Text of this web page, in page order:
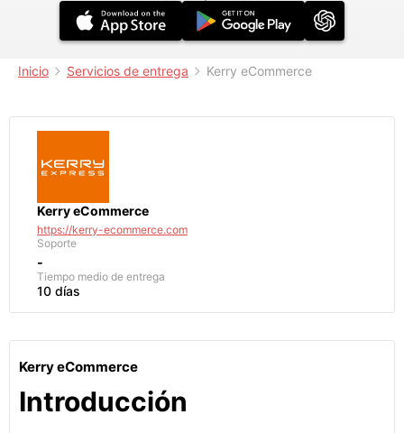
Inicio Servicios de entrega Kerry eCommerce
Kerry eCommerce
https://kerry-ecommerce.com
Soporte
-
Tiempo medio de entrega
10 días
Kerry eCommerce
Introducción